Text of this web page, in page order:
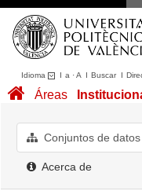
Idioma I a ·A I BuscarI
Conjuntos de datos
Acerca de
Áreas
Conjuntos de datos
Acerca de